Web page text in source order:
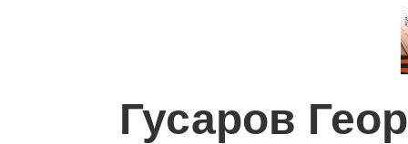
Гусаров